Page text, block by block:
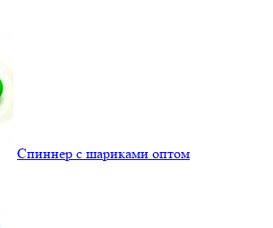
Спиннер с шариками оптом